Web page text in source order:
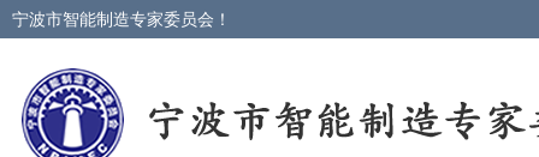
宁波市智能制造专家委员会！